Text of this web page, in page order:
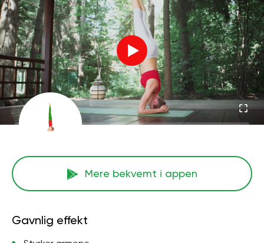
Mere bekvemt i appen
Gavnlig effekt